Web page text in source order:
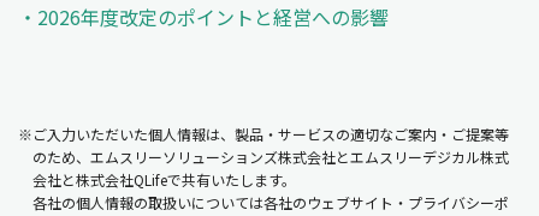
2026年度改定のポイントと経営への影響
※ご入力いただいた個人情報は、製品・サービスの適切なご案内・ご提案等
のため、エムスリーソリューションズ株式会社とエムスリーデジカル株式
会社と株式会社QLifeで共有いたします。
各社の個人情報の取扱いについては各社のウェブサイト・プライバシーポ